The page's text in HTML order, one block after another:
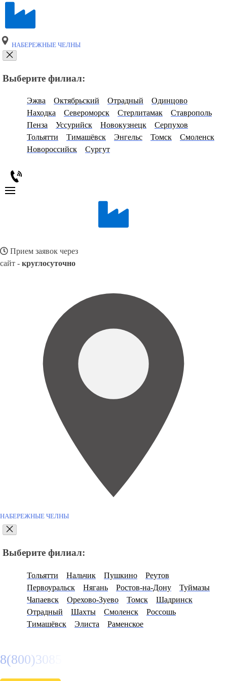
НАБЕРЕЖНЫЕ ЧЕЛНЫ
Выберите филиал:
Эжва Октябрьский Отрадный
Одинцово
Находка
Североморск Стерлитамак
Ставрополь
Пенза
Уссурийск Новокузнецк
Серпухов
Тольятти
Тимашёвск Энгельс Томск
Смоленск
Новороссийск
Сургут
Прием заявок через
сайт - круглосуточно
НАБЕРЕЖНЫЕ ЧЕЛНЫ
Выберите филиал:
Тольятти Нальчик Пушкино
Реутов
Первоуральск
Нягань Ростов-на-Дону
Туймазы
Чапаевск
Орехово-Зуево Томск
Шадринск
Отрадный
Шахты Смоленск
Россошь
Тимашёвск
Элиста Раменское
8(800)3085303